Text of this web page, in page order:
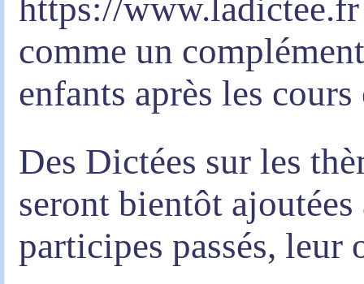
https://
comme un
enfants après les
Des Dictées sur les
seront bientôt
participes passés, leur